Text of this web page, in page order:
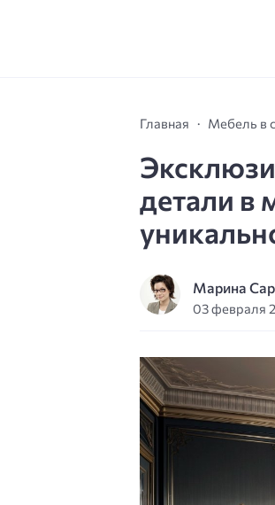
Главная Мебель в
детали в
Марина
03 февраля